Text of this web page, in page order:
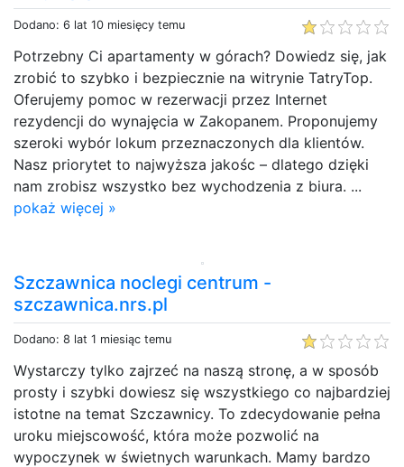
Dodano: 6 lat 10 miesięcy temu
Potrzebny Ci apartamenty w górach? Dowiedz się, jak
zrobić to szybko i bezpiecznie na witrynie TatryTop.
Oferujemy pomoc w rezerwacji przez Internet
rezydencji do wynajęcia w Zakopanem. Proponujemy
szeroki wybór lokum przeznaczonych dla klientów.
Nasz priorytet to najwyższa jakośc – dlatego dzięki
nam zrobisz wszystko bez wychodzenia z biura. ...
pokaż więcej »
Szczawnica noclegi centrum -
szczawnica.nrs.pl
Dodano: 8 lat 1 miesiąc temu
Wystarczy tylko zajrzeć na naszą stronę, a w sposób
prosty i szybki dowiesz się wszystkiego co najbardziej
istotne na temat Szczawnicy. To zdecydowanie pełna
uroku miejscowość, która może pozwolić na
wypoczynek w świetnych warunkach. Mamy bardzo